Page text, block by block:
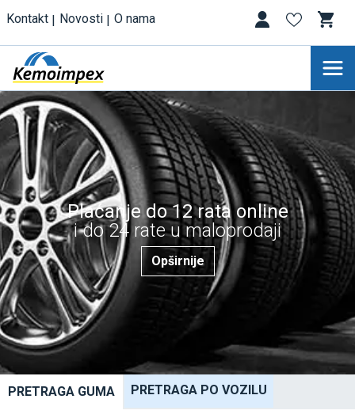
Kontakt Novosti O nama
Plaćanje do 12 rata online
i do 24 rate u maloprodaji
Opširnije
PRETRAGA GUMA PRETRAGA PO VOZILU